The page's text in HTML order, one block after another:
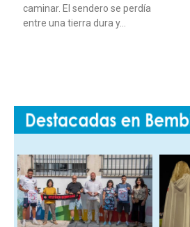
caminar. El sendero se perdía
entre una tierra dura y…